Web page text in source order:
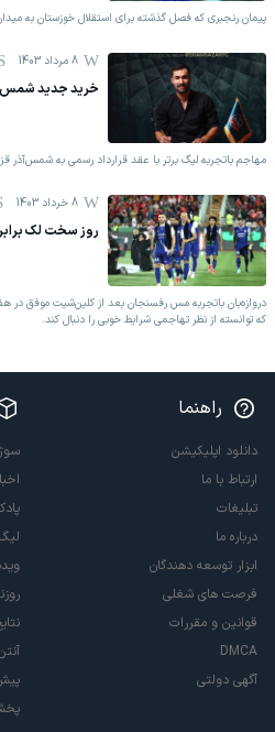
پیمان رنجبری که فصل گذشته برای استقلال خوزستان به
8 مرداد 1403
خرید جدید
مهاجم باتجربه لیگ برتر با عقد قرارداد رسمی به شمس‌آذر
8 خرداد 1403
روز سخت لک
دروازه‌بان باتجربه مس رفسنجان بعد از کلین‌شیت موفق در
که توانسته از نظر تهاجمی شرایط خوبی را دنبال کند.
راهنما
دانلود اپلیکیشن
ارتباط با ما
تبلیغات
درباره ما
ابزار توسعه دهندگان
فرصت های شغلی
قوانین و مقررات
DMCA
آگهی دولتی